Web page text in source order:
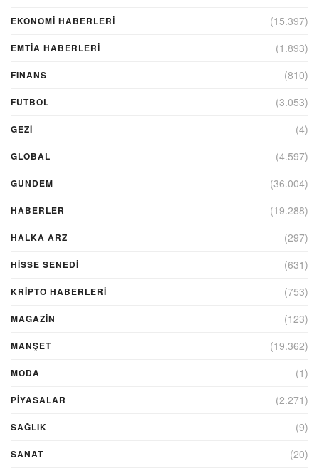
EKONOMI HABERLERI (15.397)
EMTIA HABERLERI (1.893)
FINANS (810)
FUTBOL (3.053)
GEZI (4)
GLOBAL (4.597)
GUNDEM (36.004)
HABERLER (19.288)
HALKA ARZ (297)
HİSSE SENEDİ (631)
KRIPTO HABERLERI (753)
MAGAZİN (123)
MANŞET (19.362)
MODA (1)
PİYASALAR (2.271)
SAĞLIK (9)
SANAT (20)